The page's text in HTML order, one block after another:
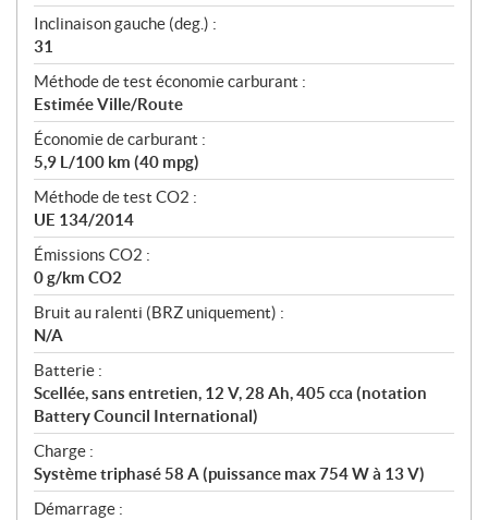
Inclinaison gauche (deg.) :
31
Méthode de test économie carburant :
Estimée Ville/Route
Économie de carburant :
5,9 L/100 km (40 mpg)
Méthode de test CO2 :
UE 134/2014
Émissions CO2 :
0 g/km CO2
Bruit au ralenti (BRZ uniquement) :
N/A
Batterie :
Scellée, sans entretien, 12 V, 28 Ah, 405 cca (notation
Battery Council International)
Charge :
Système triphasé 58 A (puissance max 754 W à 13 V)
Démarrage :